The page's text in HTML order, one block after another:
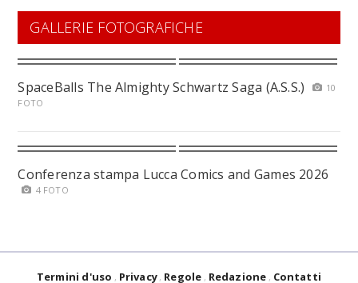
GALLERIE FOTOGRAFICHE
SpaceBalls The Almighty Schwartz Saga (A.S.S.)
10
FOTO
Conferenza stampa Lucca Comics and Games 2026
4 FOTO
Termini d'uso Privacy Regole Redazione Contatti